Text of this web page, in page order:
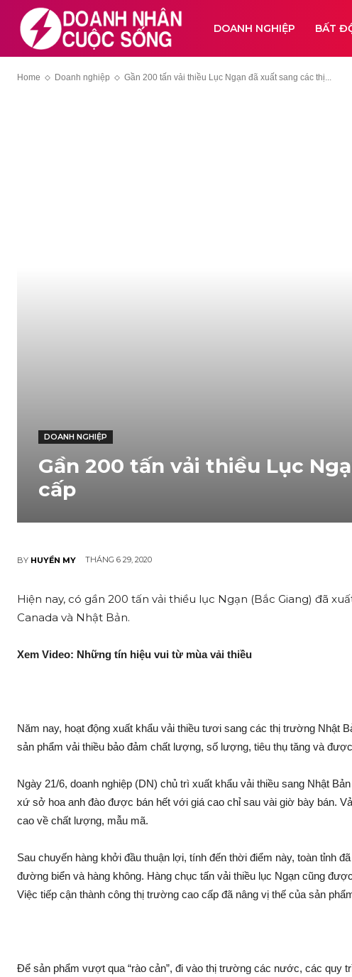
DOANH NGHIỆP BẤT
Home Doanh nghiệp Gần 200 tấn vải thiều Lục Ngạn đã xuất sang các thị...
DOANH NGHIỆP
Gần 200 tấn vải thiều Lục
cấp
BY HUYỀN MY THÁNG 6 29, 2020
Hiện nay, có gần 200 tấn vải thiều lụ‌c Ngạn (Bắc Giang) đã
Canada và Nhật Bản.
Xem Video: Những tín hiệu vu‌i từ mùa vải thiều
Năm nay, hoạt độn‌g xuất khẩu vải thiều tươi sang các thị trường Nhật
sả‌n phẩm vải thiều bảo đảm chất lượng, số lượng, tiêu thụ tăng và
Ngày 21/6, doanh nghiệp (DN) chủ trì xuất khẩu vải thiều sang Nhật
xứ sở hoa anh đào được bán hết với giá cao chỉ sau vài giờ bày bán.
cao về chất lượng, mẫu mã.
Sau chuyến hàng khởi đầu thuận lợi, tính đến thời điểm này, toàn tỉnh
đường biển và hàng không. Hàng chục tấn vải thiều lụ‌c Ngạn cũng
Việc tiếp cận thành công thị trường cao cấp đã nâng vị thế của sả‌n
Để sả‌n phẩm vượt qua “rào cản”, đi vào thị trường các nước, các quy